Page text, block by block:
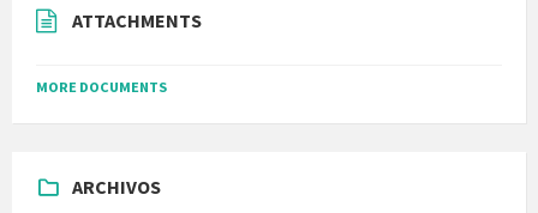
ATTACHMENTS
MORE DOCUMENTS
ARCHIVOS